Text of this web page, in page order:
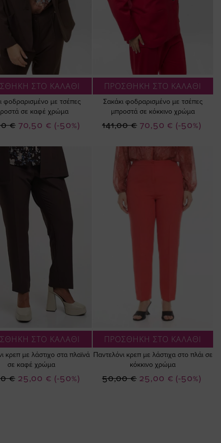
ΣΤΟ ΚΑΛΑΘΙ
φοδραρισμένο με τσέπες
σε καφέ χρώμα
(-50%)
Ειδική
70,50 €
€
ΠΡΟΣΘΗΚΗ ΣΤΟ ΚΑΛΑΘΙ
Σακάκι φοδραρισμένο με τσέπες
μπροστά σε κόκκινο χρώμα
(-50%)
Ειδική
70,50 €
141,00 €
ΣΤΟ ΚΑΛΑΘΙ
κρεπ με λάστιχο στα πλαϊνά
σε καφέ χρώμα
(-50%)
Ειδική
25,00 €
€
ΠΡΟΣΘΗΚΗ ΣΤΟ ΚΑΛΑΘΙ
Παντελόνι κρεπ με λάστιχα στο πλάι σε
κόκκινο χρώμα
(-50%)
Ειδική
25,00 €
50,00 €